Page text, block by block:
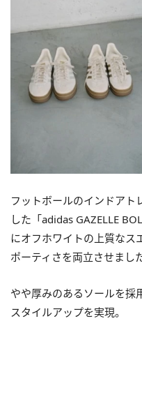
フットボールのインドアト
した「adidas GAZELLE
にオフホワイトの上質なス
ポーティさを両立させました
やや厚みのあるソールを採
スタイルアップを実現。